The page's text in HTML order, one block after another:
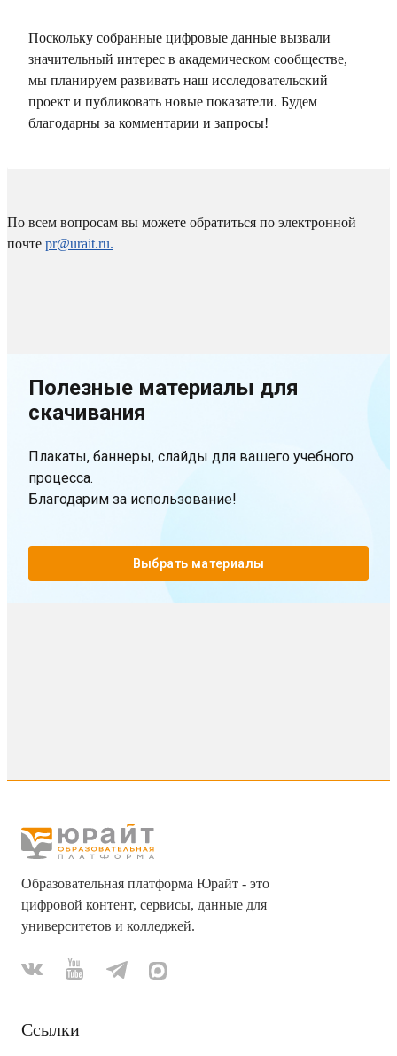
Поскольку собранные цифровые данные вызвали
значительный интерес в академическом сообществе,
мы планируем развивать наш исследовательский
проект и публиковать новые показатели. Будем
благодарны за комментарии и запросы!
По всем вопросам вы можете обратиться по электронной
почте pr@urait.ru.
Полезные материалы для
скачивания
Плакаты, баннеры, слайды для вашего учебного
процесса.
Благодарим за использование!
Выбрать материалы
Образовательная платформа Юрайт - это
цифровой контент, сервисы, данные для
университетов и колледжей.
Ссылки